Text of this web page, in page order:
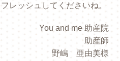
レッシュしてくださいね。
You and me 助産院
助産師
野嶋 亜由美様